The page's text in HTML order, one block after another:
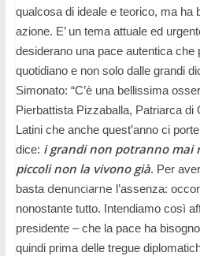
qualcosa di ideale e teorico, ma ha
azione. E’ un tema attuale ed
desiderano una pace autentica che
quotidiano e non solo dalle grandi
Simonato: “C’è una bellissima
Pierbattista Pizzaballa, Patriarca di
Latini che anche quest’anno ci
dice: igrandi non potranno mai
piccoli non la vivono già. Per
bastadenunciarne l’assenza:
nonostante tutto. Intendiamo così
presidente – che la pace ha
quindi prima delle tregue